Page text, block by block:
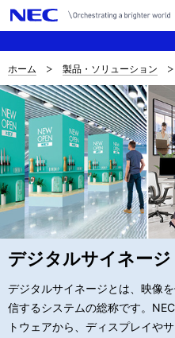
ナ
ビ
ゲ
ー
シ
ョ
ン
サ
イ
ト
内
の
現
在
置
ホーム 製品・ソリューション
デジタルサイネージ
デジタルサイネージとは、映像
信するシステムの総称です。
トウェアから、ディスプレイや